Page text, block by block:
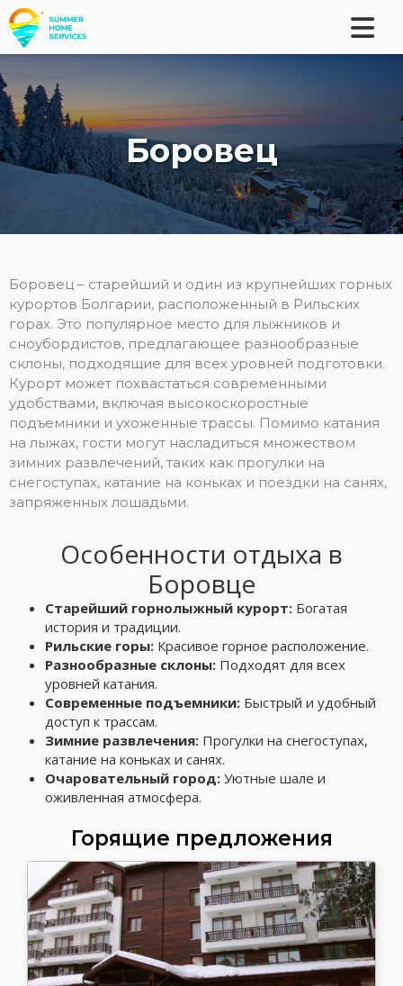
Боровец
Боровец – старейший и один из крупнейших горных
курортов Болгарии, расположенный в Рильских
горах. Это популярное место для лыжников и
сноубордистов, предлагающее разнообразные
склоны, подходящие для всех уровней подготовки.
Курорт может похвастаться современными
удобствами, включая высокоскоростные
подъемники и ухоженные трассы. Помимо катания
на лыжах, гости могут насладиться множеством
зимних развлечений, таких как прогулки на
снегоступах, катание на коньках и поездки на санях,
запряженных лошадьми.
Особенности отдыха в
Боровце
Старейший горнолыжный курорт: Богатая
история и традиции.
Рильские горы: Красивое горное расположение.
Разнообразные склоны: Подходят для всех
уровней катания.
Современные подъемники: Быстрый и удобный
доступ к трассам.
Зимние развлечения: Прогулки на снегоступах,
катание на коньках и санях.
Очаровательный город: Уютные шале и
оживленная атмосфера.
Горящие предложения